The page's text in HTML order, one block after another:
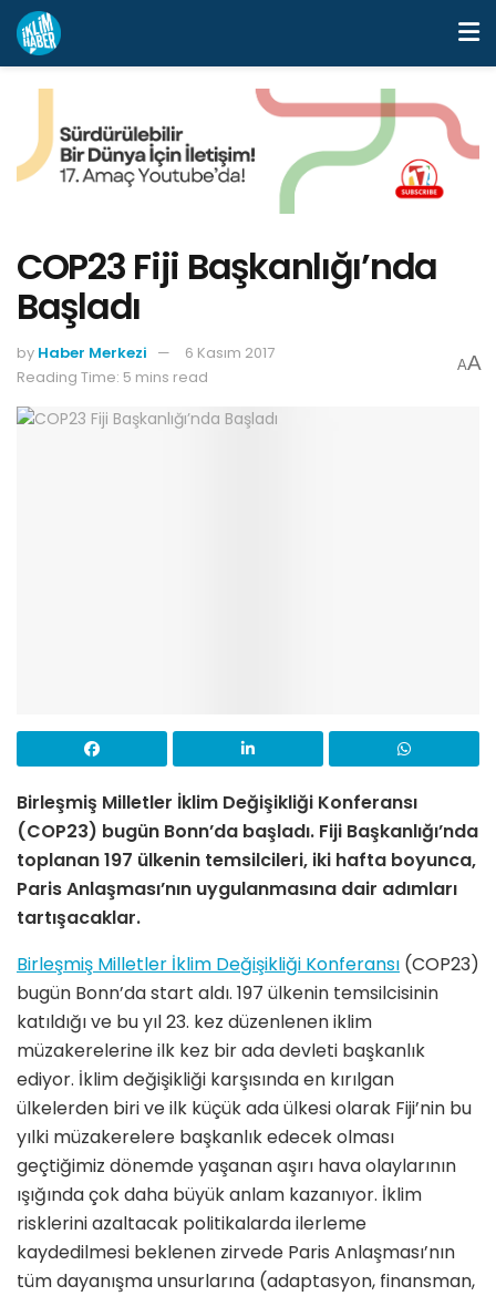
COP23 Fiji Başkanlığı’nda
Başladı
by Haber Merkezi
6 Kasım 2017
Reading Time: 5 mins read
AA
Birleşmiş Milletler İklim Değişikliği Konferansı
(COP23) bugün Bonn’da başladı. Fiji Başkanlığı’nda
toplanan 197 ülkenin temsilcileri, iki hafta boyunca,
Paris Anlaşması’nın uygulanmasına dair adımları
tartışacaklar.
Birleşmiş Milletler İklim Değişikliği Konferansı (COP23)
bugün Bonn’da start aldı. 197 ülkenin temsilcisinin
katıldığı ve bu yıl 23. kez düzenlenen iklim
müzakerelerine ilk kez bir ada devleti başkanlık
ediyor. İklim değişikliği karşısında en kırılgan
ülkelerden biri ve ilk küçük ada ülkesi olarak Fiji’nin bu
yılki müzakerelere başkanlık edecek olması
geçtiğimiz dönemde yaşanan aşırı hava olaylarının
ışığında çok daha büyük anlam kazanıyor. İklim
risklerini azaltacak politikalarda ilerleme
kaydedilmesi beklenen zirvede Paris Anlaşması’nın
tüm dayanışma unsurlarına (adaptasyon, finansman,